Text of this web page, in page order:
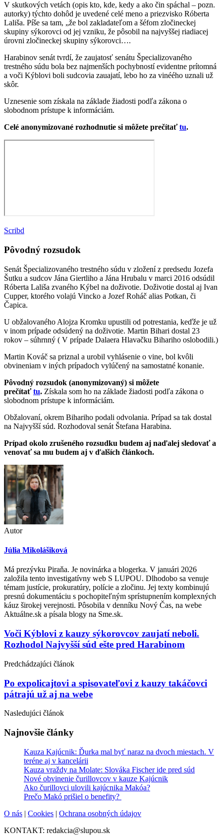
V skutkových vetách (opis kto, kde, kedy a ako čin spáchal – pozn.
autorky) týchto dohôd je uvedené celé meno a priezvisko Róberta
Lališa. Píše sa tam, „že bol zakladateľom a šéfom zločineckej
skupiny sýkorovci od jej vzniku, že pôsobil na najvyššej riadiacej
úrovni zločineckej skupiny sýkorovci….
Harabinov senát tvrdí, že zaujatosť senátu Špecializovaného
trestného súdu bola bez najmenších pochybností evidentne prítomná
a voči Kýblovi boli sudcovia zauajatí, lebo ho za vinéého uznali už
skôr.
Uznesenie som získala na základe žiadosti podľa zákona o
slobodnom prístupe k informáciám.
Celé anonymizované rozhodnutie si môžete prečítaťtu.
Scribd
Pôvodný rozsudok
Senát Špecializovaného trestného súdu v zložení z predsedu Jozefa
Šutku a sudcov Jána Giertliho a Jána Hrubalu v marci 2016 odsúdil
Róberta Lališa zvaného Kýbel na doživotie. Doživotie dostal aj Ivan
Cupper, ktorého volajú Vincko a Jozef Roháč alias Potkan, či
Čapica.
U obžalovaného Alojza Kromku upustili od potrestania, keďže je už
v inom prípade odsúdený na doživotie. Martin Bihari dostal 23
rokov – súhrnný ( V prípade Dalaera Hlavačku Bihariho oslobodili.)
Martin Kováč sa priznal a urobil vyhlásenie o vine, bol kvôli
obvineniam v iných prípadoch vylúčený na samostatné konanie.
Pôvodný rozsudok (anonymizovaný) si môžete
prečítaťtu. Získala som ho na základe žiadosti podľa zákona o
slobodnom prístupe k informáciám.
Obžalovaní, okrem Bihariho podali odvolania. Prípad sa tak dostal
na Najvyšší súd. Rozhodoval senát Štefana Harabina.
Prípad okolo zrušeného rozsudku budem aj naďalej sledovať a
venovať sa mu budem aj v ďalších článkoch.
Autor
Júlia Mikolášiková
Má prezývku Piraňa. Je novinárka a blogerka. V januári 2026
založila tento investigatívny web S LUPOU. Dlhodobo sa venuje
témam justície, prokuratúry, polície a zločinu. Jej texty kombinujú
presnú dokumentáciu s pochopiteľným sprístupnením komplexných
káuz širokej verejnosti. Pôsobila v denníku Nový Čas, na webe
Aktuálne.sk a písala blogy na Sme.sk.
Post
navigation
Voči Kýblovi z kauzy sýkorovcov zaujatí neboli.
Rozhodol Najvyšší súd ešte pred Harabinom
Predchádzajúci článok
Po expolicajtovi a spisovateľovi z kauzy takáčovci
pátrajú už aj na webe
Nasledujúci článok
Najnovšie články
Kauza Kajúcnik: Ďurka mal byť naraz na dvoch miestach. V
teréne aj v kancelárii
Kauza vraždy na Molate: Slováka Fischer ide pred súd
Nové obvinenie čurillovcov v kauze Kajúcnik
Ako čurillovci ulovili kajúcnika Makóa?
Prečo Makó prišiel o benefity?
O nás | Cookies | Ochrana osobných údajov
KONTAKT: redakcia@slupou.sk